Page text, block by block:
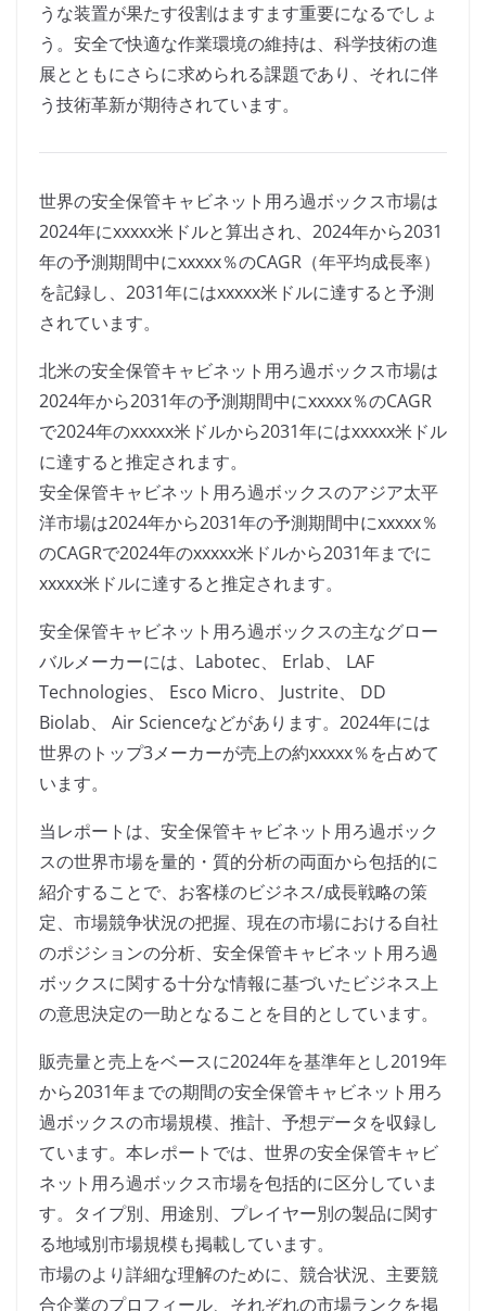
うな装置が果たす役割はますます重要になるでしょ
う。安全で快適な作業環境の維持は、科学技術の進
展とともにさらに求められる課題であり、それに伴
う技術革新が期待されています。
世界の安全保管キャビネット用ろ過ボックス市場は
2024年にxxxxx米ドルと算出され、2024年から2031
年の予測期間中にxxxxx％のCAGR（年平均成長率）
を記録し、2031年にはxxxxx米ドルに達すると予測
されています。
北米の安全保管キャビネット用ろ過ボックス市場は
2024年から2031年の予測期間中にxxxxx％のCAGR
で2024年のxxxxx米ドルから2031年にはxxxxx米ドル
に達すると推定されます。
安全保管キャビネット用ろ過ボックスのアジア太平
洋市場は2024年から2031年の予測期間中にxxxxx％
のCAGRで2024年のxxxxx米ドルから2031年までに
xxxxx米ドルに達すると推定されます。
安全保管キャビネット用ろ過ボックスの主なグロー
バルメーカーには、Labotec、 Erlab、 LAF
Technologies、 Esco Micro、 Justrite、 DD
Biolab、 Air Scienceなどがあります。2024年には
世界のトップ3メーカーが売上の約xxxxx％を占めて
います。
当レポートは、安全保管キャビネット用ろ過ボック
スの世界市場を量的・質的分析の両面から包括的に
紹介することで、お客様のビジネス/成長戦略の策
定、市場競争状況の把握、現在の市場における自社
のポジションの分析、安全保管キャビネット用ろ過
ボックスに関する十分な情報に基づいたビジネス上
の意思決定の一助となることを目的としています。
販売量と売上をベースに2024年を基準年とし2019年
から2031年までの期間の安全保管キャビネット用ろ
過ボックスの市場規模、推計、予想データを収録し
ています。本レポートでは、世界の安全保管キャビ
ネット用ろ過ボックス市場を包括的に区分していま
す。タイプ別、用途別、プレイヤー別の製品に関す
る地域別市場規模も掲載しています。
市場のより詳細な理解のために、競合状況、主要競
合企業のプロフィール、それぞれの市場ランクを掲